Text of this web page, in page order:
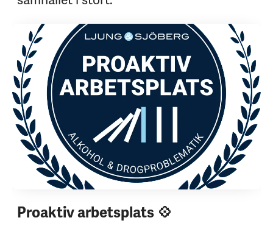
Proaktiv arbetsplats 💠